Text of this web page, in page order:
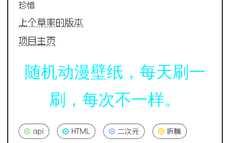
珍惜
上个草率的版本
项 目主页
随机动漫壁纸，每天刷一
刷，每次不一样。
api HTML 二次元 折腾